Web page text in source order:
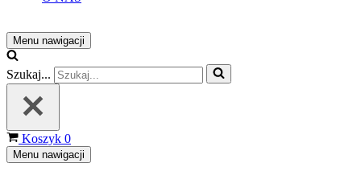
Menu nawigacji
Szukaj...
Koszyk 0
Menu nawigacji